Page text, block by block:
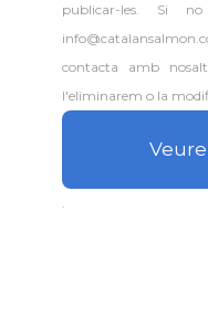
publicar-les. Si
contacta amb
l'eliminarem o la